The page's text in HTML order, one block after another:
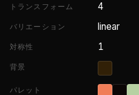
トランスフォーム 4
バリエーション linear
対称性 1
背景
パレット